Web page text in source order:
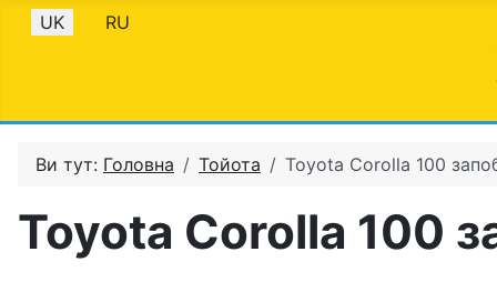
Оберіть свою мову
UK RU
Ви тут: Головна Тойота Toyota Corolla 100
Toyota Corolla 100